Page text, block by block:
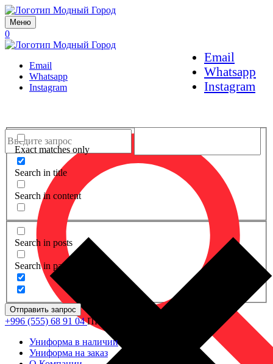
Меню
0
Email
Whatsapp
Instagram
Email
Whatsapp
Instagram
Exact matches only
Search in title
Search in content
Search in posts
Search in pages
Отправить запрос
+996 (555) 68 91 04ПН - ПТ: 09.00 - 18.00
Униформа в наличии
Униформа на заказ